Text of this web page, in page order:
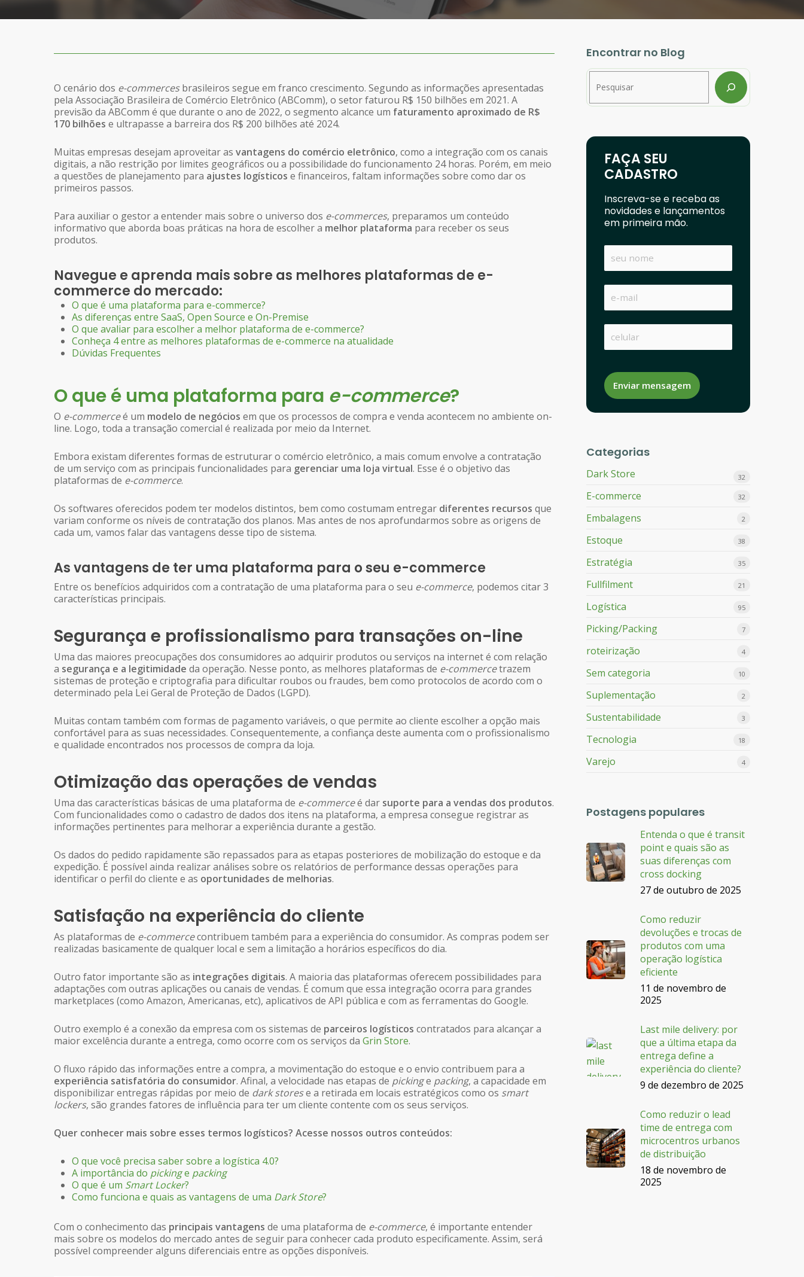
O cenário dos e-commercesbrasileiros segue em franco crescimento. Segundo as informações apresentadas
pela Associação Brasileira de Comércio Eletrônico (ABComm), o setor faturou R$ 150 bilhões em 2021. A
previsão da ABComm é que durante o ano de 2022, o segmento alcance um faturamento aproximado de R$
170 bilhões e ultrapasse a barreira dos R$ 200 bilhões até 2024.
Muitas empresas desejam aproveitar asvantagens do comércio eletrônico, como a integração com os canais
digitais, a não restrição por limites geográficos ou a possibilidade do funcionamento 24 horas. Porém, em meio
a questões de planejamento para ajustes logísticos e financeiros, faltam informações sobre como dar os
primeiros passos.
Para auxiliar o gestor a entender mais sobre o universo dos e-commerces, preparamos um conteúdo
informativo que aborda boas práticas na hora de escolher a melhor plataforma para receber os seus
produtos.
Navegue e aprenda mais sobre as melhores plataformas de e-
commerce do mercado:
O que é uma plataforma para e-commerce?
As diferenças entre SaaS, Open Source e On-Premise
O que avaliar para escolher a melhor plataforma de e-commerce?
Conheça 4 entre as melhores plataformas de e-commerce na atualidade
Dúvidas Frequentes
O que é uma plataforma para e-commerce?
O e-commerceé um modelo de negócios em que os processos de compra e venda acontecem no ambiente on-
line. Logo, toda a transação comercial é realizada por meio da Internet.
Embora existam diferentes formas de estruturar o comércio eletrônico, a mais comum envolve a contratação
de um serviço com as principais funcionalidades para gerenciar uma loja virtual. Esse é o objetivo das
plataformas de e-commerce.
Os softwares oferecidos podem ter modelos distintos, bem como costumam entregar diferentes recursos que
variam conforme os níveis de contratação dos planos. Mas antes de nos aprofundarmos sobre as origens de
cada um, vamos falar das vantagens desse tipo de sistema.
As vantagens de ter uma plataforma para o seu e-commerce
Entre os benefícios adquiridos com a contratação de uma plataforma para o seu e-commerce, podemos citar 3
características principais.
Segurança e profissionalismo para transações on-line
Uma das maiores preocupações dos consumidores ao adquirir produtos ou serviços na internet é com relação
a segurança e a legitimidade da operação. Nesse ponto, as melhores plataformas de e-commercetrazem
sistemas de proteção e criptografia para dificultar roubos ou fraudes, bem como protocolos de acordo com o
determinado pela Lei Geral de Proteção de Dados (LGPD).
Muitas contam também com formas de pagamento variáveis, o que permite ao cliente escolher a opção mais
confortável para as suas necessidades. Consequentemente, a confiança deste aumenta com o profissionalismo
e qualidade encontrados nos processos de compra da loja.
Otimização das operações de vendas
Uma das características básicas de uma plataforma de e-commerceé dar suporte para a vendas dos produtos.
Com funcionalidades como o cadastro de dados dos itens na plataforma, a empresa consegue registrar as
informações pertinentes para melhorar a experiência durante a gestão.
Os dados do pedido rapidamente são repassados para as etapas posteriores de mobilização do estoque e da
expedição. É possível ainda realizar análises sobre os relatórios de performance dessas operações para
identificar o perfil do cliente e as oportunidades de melhorias.
Satisfação na experiência do cliente
As plataformas de e-commercecontribuem também para a experiência do consumidor. As compras podem ser
realizadas basicamente de qualquer local e sem a limitação a horários específicos do dia.
Outro fator importante são as integrações digitais. A maioria das plataformas oferecem possibilidades para
adaptações com outras aplicações ou canais de vendas. É comum que essa integração ocorra para grandes
marketplaces (como Amazon, Americanas, etc), aplicativos de API pública e com as ferramentas do Google.
Outro exemplo é a conexão da empresa com os sistemas de parceiros logísticos contratados para alcançar a
maior excelência durante a entrega, como ocorre com os serviços daGrin Store.
O fluxo rápido das informações entre a compra, a movimentação do estoque e o envio contribuem para a
experiência satisfatória do consumidor. Afinal, a velocidade nas etapas de pickinge packing, a capacidade em
disponibilizar entregas rápidas por meio de dark storese a retirada em locais estratégicos como os smart
lockers, são grandes fatores de influência para ter um cliente contente com os seus serviços.
Quer conhecer mais sobre esses termos logísticos? Acesse nossos outros conteúdos:
O que você precisa saber sobre a logística 4.0?
A importância do pickinge packing
O que é um Smart Locker?
Como funciona e quais as vantagens de uma Dark Store?
Com o conhecimento das principais vantagens de uma plataforma de e-commerce, é importante entender
mais sobre os modelos do mercado antes de seguir para conhecer cada produto especificamente. Assim, será
possível compreender alguns diferenciais entre as opções disponíveis.
Encontrar no Blog
Pesquisar
FAÇA SEU
CADASTRO
Inscreva-se e receba as
novidades e lançamentos
em primeira mão.
Enviar mensagem
Categorias
Dark Store 32
E-commerce 32
Embalagens 2
Estoque 38
Estratégia 35
Fullfilment 21
Logística 95
Picking/Packing 7
roteirização 4
Sem categoria 10
Suplementação 2
Sustentabilidade 3
Tecnologia 18
Varejo 4
Postagens populares
Entenda o que é transit
point e quais são as
suas diferenças com
cross docking
27 de outubro de 2025
Como reduzir
devoluções e trocas de
produtos com uma
operação logística
eficiente
11 de novembro de
2025
Last mile delivery: por
que a última etapa da
entrega define a
experiência do cliente?
9 de dezembro de 2025
Como reduzir o lead
time de entrega com
microcentros urbanos
de distribuição
18 de novembro de
2025